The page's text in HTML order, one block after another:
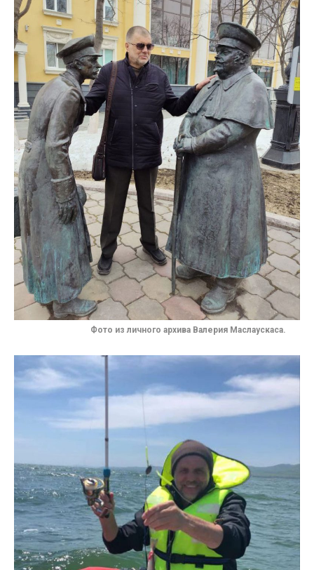
Фото из личного архива Валерия Маслаускаса.